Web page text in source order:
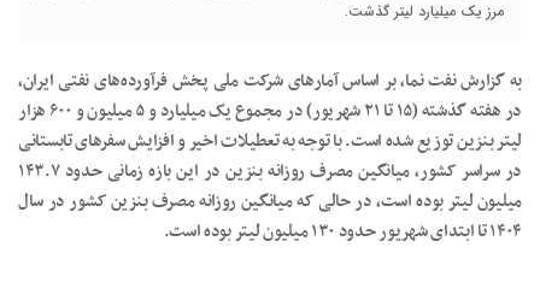
مرز یک میلیارد لیتر گذشت.
به گزارش نفت نما، بر اساس آمارهای شرکت ملی پخش فرآورده‌های نفتی ایران،
در هفته گذشته (۱۵ تا ۲۱ شهریور) در مجموع یک میلیارد و ۵ میلیون و ۶۰۰ هزار
لیتر بنزین توزیع شده است. با توجه به تعطیلات اخیر و افزایش سفرهای تابستانی
در سراسر کشور، میانگین مصرف روزانه بنزین در این بازه زمانی حدود ۱۴۳.۷
میلیون لیتر بوده است، در حالی که میانگین روزانه مصرف بنزین کشور در سال
۱۴۰۴ تا ابتدای شهریور حدود ۱۳۰ میلیون لیتر بوده است.